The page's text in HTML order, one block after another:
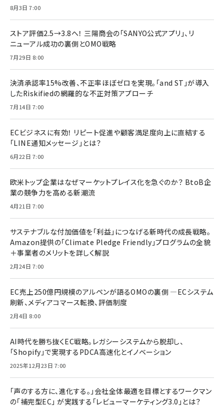
8月3日 7:00
ストア評価2.5→3.8へ！ 三陽商会の「SANYO公式アプリ」、リ
ニューアル成功の裏側とOMO戦略
7月29日 8:00
決済承認率15%改善、不正率ほぼゼロを実現。「and ST」が導入
したRiskifiedの網羅的な不正対策アプローチ
7月14日 7:00
ECビジネスに有効！ リピート促進や顧客満足度向上に直結する
「LINE通知メッセージ」とは？
6月22日 7:00
欧米トップ企業はなぜマーケットプレイス化を急ぐのか？ BtoB企
業の競争力を高める新潮流
4月21日 7:00
サステナブルな付加価値を「利益」につなげる新時代の成長戦略。
Amazon提供の「Climate Pledge Friendly」プログラムの全貌
＋事業者のメリットを詳しく解説
2月24日 7:00
EC売上250億円規模のアルペンが語るOMOの裏側 ―ECシステム
刷新、メディアコマース転換、評価制度
2月4日 8:00
AI時代を勝ち抜くEC戦略。レガシーシステムから脱却し、
「Shopify」で実現するPDCA高速化とイノベーション
2025年12月23日 7:00
「声のする方に、進化する。」会社全体最適を目標とするワークマン
の「補完型EC」 が実践する「レビューマーケティング3.0」とは？